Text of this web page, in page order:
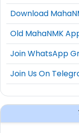
Download
Old MahaNMK
Join WhatsApp
Join Us On